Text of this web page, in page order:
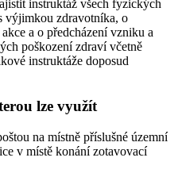
instruktáž všech fyzických
výjimkou zdravotníka, o
a o předcházení vzniku a
poškození zdraví včetně
instruktáže doposud
lze využít
na místně příslušné územní
v místě konání zotavovací